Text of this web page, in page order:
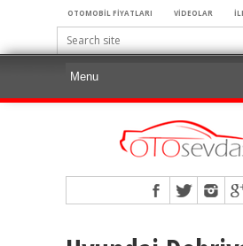
OTOMOBİL FİYATLARI VİDEOLAR